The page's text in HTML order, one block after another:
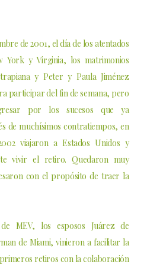
de 2001, el día de los atentados
York y Virginia, los matrimonios
y Peter y Paula Jiménez
participar del fin de semana, pero
por los sucesos que ya
de muchísimos contratiempos, en
viajaron a Estados Unidos y
vivir el retiro. Quedaron muy
con el propósito de traer la
MEV, los esposos Juárez de
de Miami, vinieron a facilitar la
retiros con la colaboración